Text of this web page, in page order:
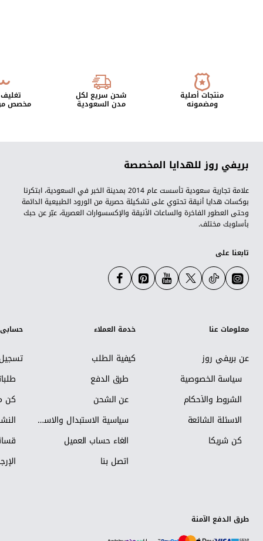
منتجات أصلية
ومضمونه
شحن سريع لكل
مدن السعودية مخصص
بريفي روز للهدايا المخصصة
علامة تجارية سعودية تأسست عام 2014 بمدينة الخبر في السعودية، ابتكرنا
بوكسات هدايا أنيقة تحتوي على تشكيلة حصرية من الورود الطبيعية الدائمة
وحتى العطور الفاخرة والساعات الأنيقة والإكسسوارات العصرية، عبّر عن حبك
بأسلوبك مختلف.
تابعنا على
معلومات عنا
عن بريفي روز
سياسة الخصوصية
الشروط والأحكام
الاسئلة الشائعة
كن شريكاً
خدمة العملاء
كيفية الطلب
طرق الدفع
عن الشحن
سياسية الاستبدال والاسترجاع
الغاء حساب العميل
اتصل بنا
حسابي
كن
طرق الدفع الآمنة